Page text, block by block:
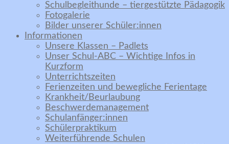
Schulbegleithunde – tiergestützte Pädagogik
Fotogalerie
Bilder unserer Schüler:innen
Informationen
Unsere Klassen – Padlets
Unser Schul-ABC – Wichtige Infos in
Kurzform
Unterrichtszeiten
Ferienzeiten und bewegliche Ferientage
Krankheit/Beurlaubung
Beschwerdemanagement
Schulanfänger:innen
Schülerpraktikum
Weiterführende Schulen